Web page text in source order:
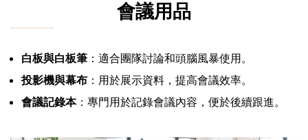
會議用品
白板與白板筆 ：適合團隊討論和頭腦風暴使用。
投影機與幕布 ：用於展示資料，提高會議效率。
會議記錄本：專門用於記錄會議內容，便於後續跟進。